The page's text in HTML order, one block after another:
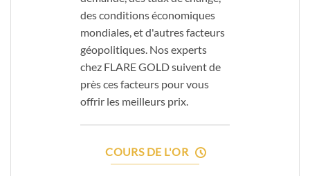
des conditions économiques
mondiales, et d'autres facteurs
géopolitiques. Nos experts
chez FLARE GOLD suivent de
près ces facteurs pour vous
offrir les meilleurs prix.
COURS DE L'OR